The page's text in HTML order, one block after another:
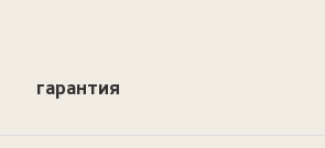
гарантия